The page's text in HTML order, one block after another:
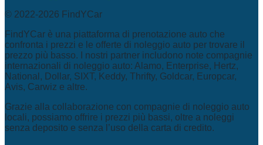
© 2022-2026 FindYCar
FindYCar è una piattaforma di prenotazione auto che
confronta i prezzi e le offerte di noleggio auto per trovare il
prezzo più basso. I nostri partner includono note compagnie
internazionali di noleggio auto: Alamo, Enterprise, Hertz,
National, Dollar, SIXT, Keddy, Thrifty, Goldcar, Europcar,
Avis, Carwiz e altre.
Grazie alla collaborazione con compagnie di noleggio auto
locali, possiamo offrire i prezzi più bassi, oltre a noleggi
senza deposito e senza l’uso della carta di credito.